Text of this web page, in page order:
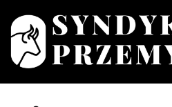
do
treści